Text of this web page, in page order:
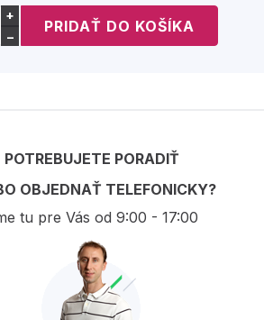
+
−
POTREBUJETE PORADIŤ
OBJEDNAŤ TELEFONICKY?
tu pre Vás od 9:00 - 17:00